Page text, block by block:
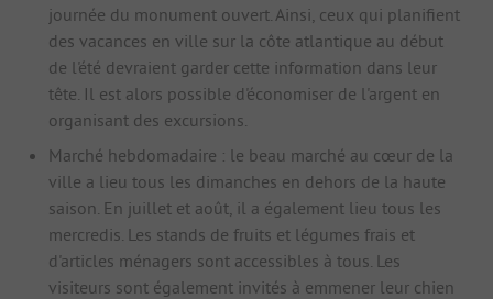
journée du monument ouvert. Ainsi, ceux qui planifient
des vacances en ville sur la côte atlantique au début
de l'été devraient garder cette information dans leur
tête. Il est alors possible d'économiser de l'argent en
organisant des excursions.
Marché hebdomadaire : le beau marché au cœur de la
ville a lieu tous les dimanches en dehors de la haute
saison. En juillet et août, il a également lieu tous les
mercredis. Les stands de fruits et légumes frais et
d'articles ménagers sont accessibles à tous. Les
visiteurs sont également invités à emmener leur chien